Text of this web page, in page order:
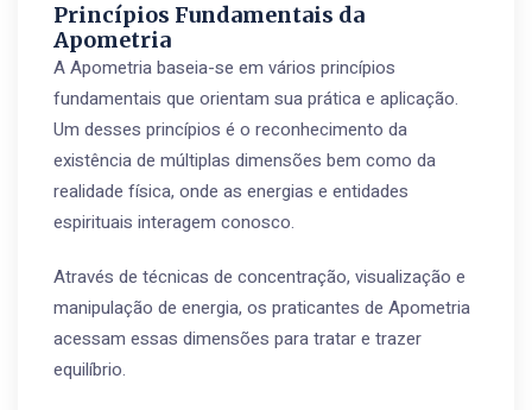
Princípios Fundamentais da
Apometria
A Apometria baseia-se em vários princípios
fundamentais que orientam sua prática e aplicação.
Um desses princípios é o reconhecimento da
existência de múltiplas dimensões bem como da
realidade física, onde as energias e entidades
espirituais interagem conosco.
Através de técnicas de concentração, visualização e
manipulação de energia, os praticantes de Apometria
acessam essas dimensões para tratar e trazer
equilíbrio.